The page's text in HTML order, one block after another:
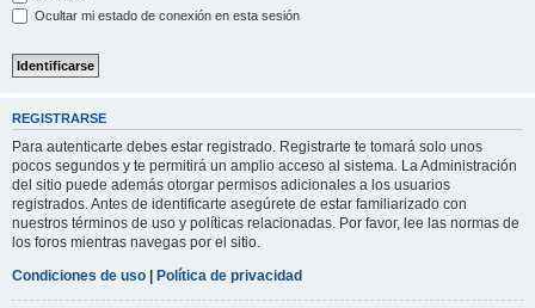
Ocultar mi estado de conexión en esta sesión
REGISTRARSE
Para autenticarte debes estar registrado. Registrarte te tomará solo unos
pocos segundos y te permitirá un amplio acceso al sistema. La Administración
del sitio puede además otorgar permisos adicionales a los usuarios
registrados. Antes de identificarte asegúrete de estar familiarizado con
nuestros términos de uso y políticas relacionadas. Por favor, lee las normas de
los foros mientras navegas por el sitio.
Condiciones de uso | Política de privacidad